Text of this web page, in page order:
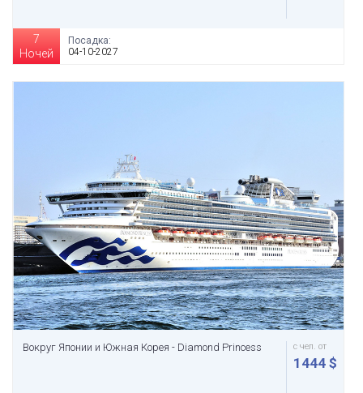
7
Ночей
Посадка:
04-10-2027
Вокруг Японии и Южная Корея - Diamond Princess с чел. от
1444 $